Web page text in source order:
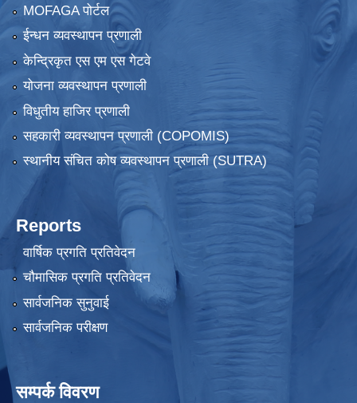
MOFAGA पोर्टल
ईन्धन व्यवस्थापन प्रणाली
केन्द्रिकृत एस एम एस गेटवे
योजना व्यवस्थापन प्रणाली
विधुतीय हाजिर प्रणाली
सहकारी व्यवस्थापन प्रणाली (COPOMIS)
स्थानीय संचित कोष व्यवस्थापन प्रणाली (SUTRA)
Reports
वार्षिक प्रगति प्रतिवेदन
चौमासिक प्रगति प्रतिवेदन
सार्वजनिक सुनुवाई
सार्वजनिक परीक्षण
सम्पर्क विवरण